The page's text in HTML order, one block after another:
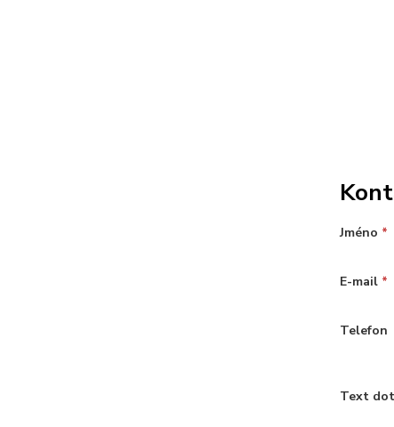
Jméno *
E-mail *
Telefon
Text